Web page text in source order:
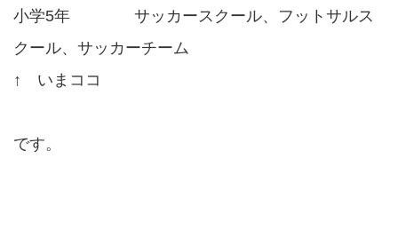
小学5年 サッカースクール、フットサルス
クール、サッカーチーム
↑ いまココ
です。